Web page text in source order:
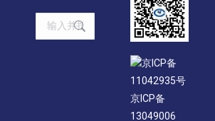
Search:
京ICP备
11042935号
京ICP备
13049006